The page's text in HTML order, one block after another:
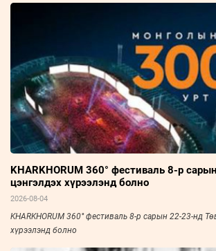
KHARKHORUM 360° фестиваль 8-р
цэнгэлдэх хүрээлэнд болно
2026-08-04
KHARKHORUM 360° фестиваль 8-р сарын 22-23-нд
хүрээлэнд болно